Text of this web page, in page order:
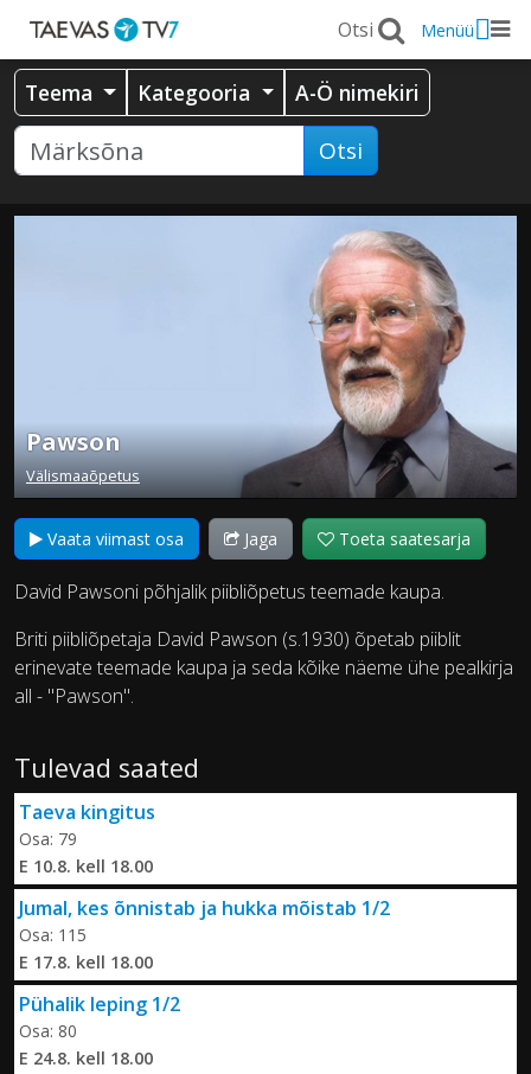
Menüü
Teema Kategooria A-Ö nimekiri
Otsi
Pawson
Välismaaõpetus
Vaata viimast osa Jaga Toeta saatesarja
David Pawsoni põhjalik piibliõpetus teemade kaupa.
Briti piibliõpetaja David Pawson (s.1930) õpetab piiblit
erinevate teemade kaupa ja seda kõike näeme ühe pealkirja
all - "Pawson".
Tulevad saated
Taeva kingitus
Osa: 79
E 10.8. kell 18.00
Jumal, kes õnnistab ja hukka mõistab 1/2
Osa: 115
E 17.8. kell 18.00
Pühalik leping 1/2
Osa: 80
E 24.8. kell 18.00